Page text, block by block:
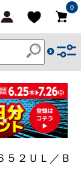
0
５２ＵＬ／Ｂ